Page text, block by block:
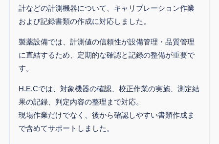
計などの計測機器について、キャリブレーション作業
および記録書類の作成に対応しました。
製薬設備では、計測値の信頼性が設備管理・品質管理
に直結するため、定期的な確認と記録の整備が重要で
す。
H.E.Cでは、対象機器の確認、校正作業の実施、測定結
果の記録、判定内容の整理まで対応。
現場作業だけでなく、後から確認しやすい書類作成ま
で含めてサポートしました。